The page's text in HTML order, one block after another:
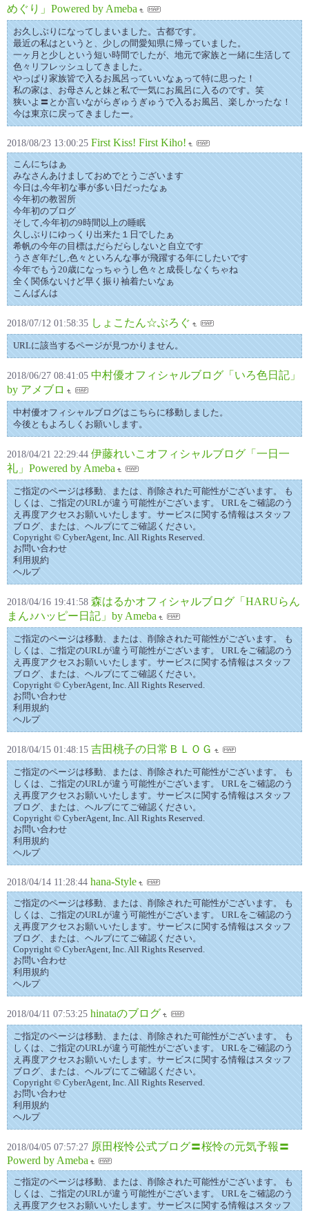
めぐり」Powered by Ameba
お久しぶりになってしまいました。古都です。
最近の私はというと、少しの間愛知県に帰っていました。
一ヶ月と少しという短い時間でしたが、地元で家族と一緒に生活して
色々リフレッシュしてきました。
やっぱり家族皆で入るお風呂っていいなぁって特に思った！
私の家は、お母さんと妹と私で一気にお風呂に入るのです。笑
狭いよ〓とか言いながらぎゅうぎゅうで入るお風呂、楽しかったな！
今は東京に戻ってきましたー。
2018/08/23 13:00:25 First Kiss! First Kiho!
こんにちはぁ
みなさんあけましておめでとうございます
今日は,今年初な事が多い日だったなぁ
今年初の教習所
今年初のブログ
そして,今年初の9時間以上の睡眠
久しぶりにゆっくり出来た１日でしたぁ
希帆の今年の目標は,だらだらしないと自立です
うさぎ年だし,色々といろんな事が飛躍する年にしたいです
今年でもう20歳になっちゃうし色々と成長しなくちゃね
全く関係ないけど早く振り袖着たいなぁ
こんばんは
2018/07/12 01:58:35 しょこたん☆ぶろぐ
URLに該当するページが見つかりません。
2018/06/27 08:41:05 中村優オフィシャルブログ「いろ色日記」
by アメブロ
中村優オフィシャルブログはこちらに移動しました。
今後ともよろしくお願いします。
2018/04/21 22:29:44 伊藤れいこオフィシャルブログ「一日一
礼」Powered by Ameba
ご指定のページは移動、または、削除された可能性がございます。 も
しくは、ご指定のURLが違う可能性がございます。 URLをご確認のう
え再度アクセスお願いいたします。サービスに関する情報はスタッフ
ブログ、または、ヘルプにてご確認ください。
Copyright © CyberAgent, Inc. All Rights Reserved.
お問い合わせ
利用規約
ヘルプ
2018/04/16 19:41:58 森はるかオフィシャルブログ「HARUらん
まん♪ハッピー日記」by Ameba
ご指定のページは移動、または、削除された可能性がございます。 も
しくは、ご指定のURLが違う可能性がございます。 URLをご確認のう
え再度アクセスお願いいたします。サービスに関する情報はスタッフ
ブログ、または、ヘルプにてご確認ください。
Copyright © CyberAgent, Inc. All Rights Reserved.
お問い合わせ
利用規約
ヘルプ
2018/04/15 01:48:15 吉田桃子の日常ＢＬＯＧ
ご指定のページは移動、または、削除された可能性がございます。 も
しくは、ご指定のURLが違う可能性がございます。 URLをご確認のう
え再度アクセスお願いいたします。サービスに関する情報はスタッフ
ブログ、または、ヘルプにてご確認ください。
Copyright © CyberAgent, Inc. All Rights Reserved.
お問い合わせ
利用規約
ヘルプ
2018/04/14 11:28:44 hana-Style
ご指定のページは移動、または、削除された可能性がございます。 も
しくは、ご指定のURLが違う可能性がございます。 URLをご確認のう
え再度アクセスお願いいたします。サービスに関する情報はスタッフ
ブログ、または、ヘルプにてご確認ください。
Copyright © CyberAgent, Inc. All Rights Reserved.
お問い合わせ
利用規約
ヘルプ
2018/04/11 07:53:25 hinataのブログ
ご指定のページは移動、または、削除された可能性がございます。 も
しくは、ご指定のURLが違う可能性がございます。 URLをご確認のう
え再度アクセスお願いいたします。サービスに関する情報はスタッフ
ブログ、または、ヘルプにてご確認ください。
Copyright © CyberAgent, Inc. All Rights Reserved.
お問い合わせ
利用規約
ヘルプ
2018/04/05 07:57:27 原田桜怜公式ブログ〓桜怜の元気予報〓
Powerd by Ameba
ご指定のページは移動、または、削除された可能性がございます。 も
しくは、ご指定のURLが違う可能性がございます。 URLをご確認のう
え再度アクセスお願いいたします。サービスに関する情報はスタッフ